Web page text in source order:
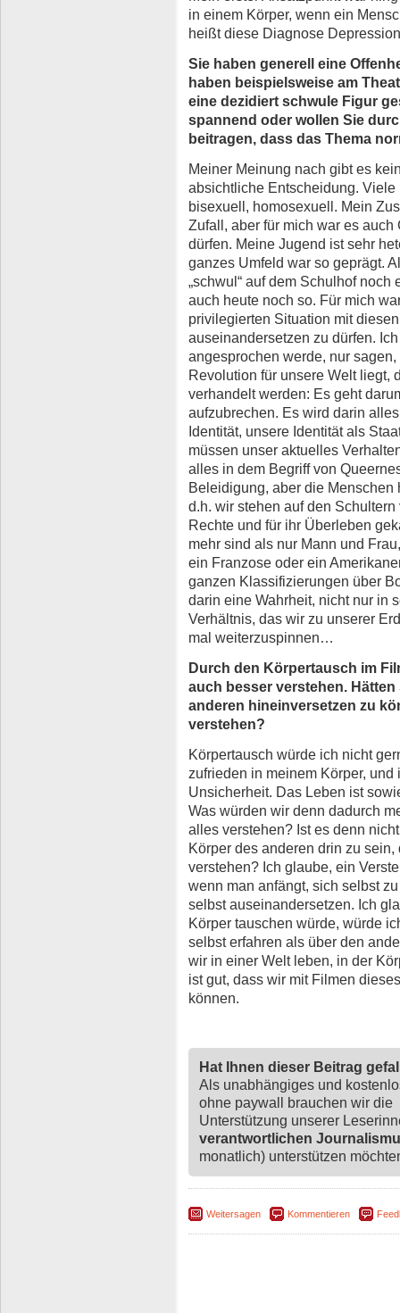
in einem Körper, wenn ein
heißt diese Diagnose
Sie haben generell eine
haben beispielsweise am
eine dezidiert schwule Figur
spannend oder wollen Sie
beitragen, dass das Thema
Meiner Meinung nach gibt es
absichtliche Entscheidung.
bisexuell, homosexuell. Mein
Zufall, aber für mich war es
dürfen. Meine Jugend ist sehr
ganzes Umfeld war so geprägt.
„schwul“ auf dem Schulhof
auch heute noch so. Für mich
privilegierten Situation mit
auseinandersetzen zu dürfen.
angesprochen werde, nur
Revolution für unsere Welt liegt,
verhandelt werden: Es geht
aufzubrechen. Es wird darin
Identität, unsere Identität als
müssen unser aktuelles
alles in dem Begriff von
Beleidigung, aber die
d.h. wir stehen auf den
Rechte und für ihr Überleben
mehr sind als nur Mann und
ein Franzose oder ein
ganzen Klassifizierungen über
darin eine Wahrheit, nicht nur in
Verhältnis, das wir zu unserer
mal weiterzuspinnen…
Durch den Körpertausch im
auch besser verstehen.
anderen hineinversetzen zu
verstehen?
Körpertausch würde ich nicht
zufrieden in meinem Körper,
Unsicherheit. Das Leben ist
Was würden wir denn dadurch
alles verstehen? Ist es denn
Körper des anderen drin zu
verstehen? Ich glaube, ein
wenn man anfängt, sich selbst
selbst auseinandersetzen. Ich
Körper tauschen würde, würde
selbst erfahren als über den
wir in einer Welt leben, in der
ist gut, dass wir mit Filmen
können.
Hat Ihnen dieser Beitrag
Als unabhängiges und
ohne paywall brauchen wir die
Unterstützung unserer
verantwortlichen
monatlich) unterstützen
Weitersagen Kommentieren